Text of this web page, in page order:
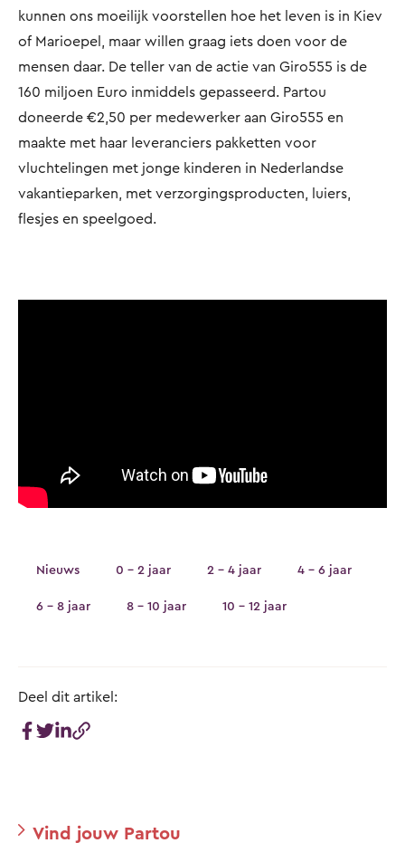
kunnen ons moeilijk voorstellen hoe het leven is in Kiev
of Marioepel, maar willen graag iets doen voor de
mensen daar. De teller van de actie van Giro555 is de
160 miljoen Euro inmiddels gepasseerd. Partou
doneerde €2,50 per medewerker aan Giro555 en
maakte met haar leveranciers pakketten voor
vluchtelingen met jonge kinderen in Nederlandse
vakantieparken, met verzorgingsproducten, luiers,
flesjes en speelgoed.
Nieuws 0 - 2 jaar 2 - 4 jaar 4 - 6 jaar
6 - 8 jaar 8 - 10 jaar 10 - 12 jaar
Deel dit artikel:
Vind jouw Partou